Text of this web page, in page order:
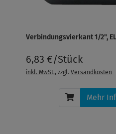
Verbindungsvierkant 1/2",
6,83 €/Stück
inkl. MwSt., zzgl.Versandkosten
Mehr